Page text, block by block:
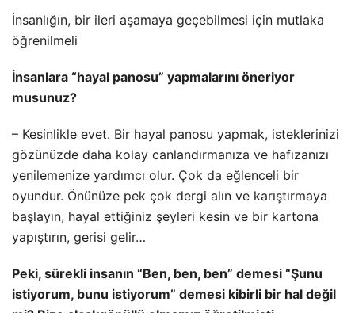
İnsanlığın, bir ileri aşamaya geçebilmesi için mutlaka
öğrenilmeli
İnsanlara “hayal panosu” yapmalarını öneriyor
musunuz?
– Kesinlikle evet. Bir hayal panosu yapmak, isteklerinizi
gözünüzde daha kolay canlandırmanıza ve hafızanızı
yenilemenize yardımcı olur. Çok da eğlenceli bir
oyundur. Önünüze pek çok dergi alın ve karıştırmaya
başlayın, hayal ettiğiniz şeyleri kesin ve bir kartona
yapıştırın, gerisi gelir…
Peki, sürekli insanın “Ben, ben, ben” demesi “Şunu
istiyorum, bunu istiyorum” demesi kibirli bir hal değil